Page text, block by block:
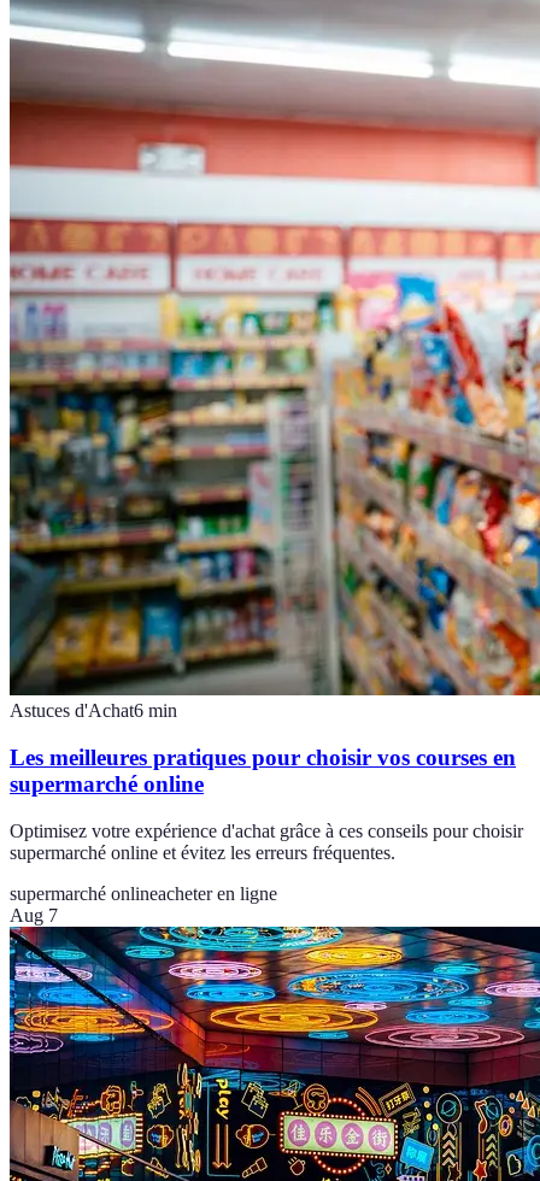
Astuces d'Achat6 min
Les meilleures pratiques pour choisir vos courses en
supermarché online
Optimisez votre expérience d'achat grâce à ces conseils pour choisir
supermarché online et évitez les erreurs fréquentes.
supermarché onlineacheter en ligne
Aug 7